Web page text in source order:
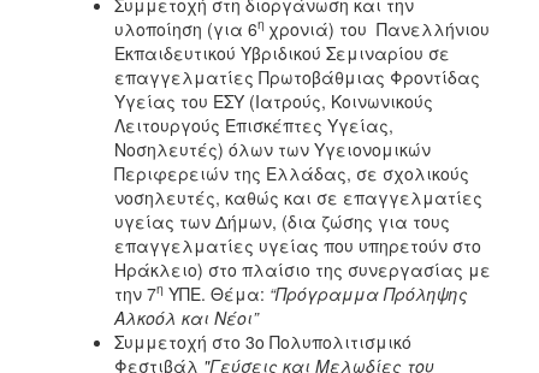
υλοποίηση (για 6η χρονιά) του Πανελλήνιου
Εκπαιδευτικού Υβριδικού Σεμιναρίου σε
επαγγελματίες Πρωτοβάθμιας Φροντίδας
Υγείας του ΕΣΥ (Ιατρούς, Κοινωνικούς
Λειτουργούς Επισκέπτες Υγείας,
Νοσηλευτές) όλων των Υγειονομικών
Περιφερειών της Ελλάδας, σε σχολικούς
νοσηλευτές, καθώς και σε επαγγελματίες
υγείας των Δήμων, (δια ζώσης για τους
επαγγελματίες υγείας που υπηρετούν στο
Ηράκλειο) στο πλαίσιο της συνεργασίας με
την 7η ΥΠΕ. Θέμα: “Πρόγραμμα Πρόληψης
Αλκοόλ και Νέοι”
Συμμετοχή στο 3ο Πολυπολιτισμικό
Φεστιβάλ "Γεύσεις και Μελωδίες του